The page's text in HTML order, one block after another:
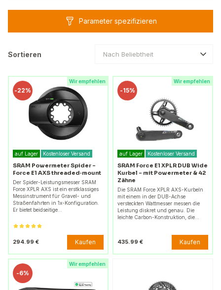
Parameter spezifizieren
Sortieren Nach Beliebtheit
Wir empfehlen
-22%
auf Lager Kostenloser Versand
SRAM Powermeter Spider –
Force E1 AXS threaded‑mount
Der Spider-Leistungsmesser SRAM
Force XPLR AXS ist ein erstklassiges
Messinstrument für Gravel- und
Straßenfahrten in 1x-Konfiguration.
Er bietet beidseitige…
294.99 € Kaufen
Wir empfehlen
-15%
auf Lager Kostenloser Versand
SRAM Force E1 XPLR DUB Wide
Kurbel – mit Powermeter & 42
Zähne
Die SRAM Force XPLR AXS-Kurbeln
mit einem in der DUB-Achse
versteckten Wattmesser messen die
Leistung diskret und genau. Die
leichte Carbon-Konstruktion, die…
435.99 € Kaufen
Wir empfehlen
-6%